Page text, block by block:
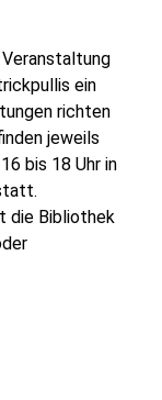
ein
richten
jeweils
bis 18 Uhr in
die Bibliothek